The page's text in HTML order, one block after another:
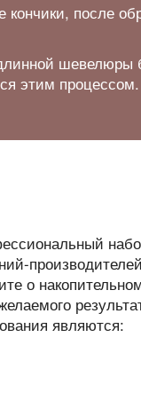
после
шевелюры
этим процессом.
о
являются: